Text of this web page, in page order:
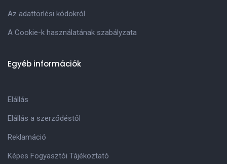
Az adattörlési kódokról
A Cookie-k használatának szabályzata
Egyéb információk
Elállás
Elállás a szerződéstől
Reklamáció
Képes Fogyasztói Tájékoztató